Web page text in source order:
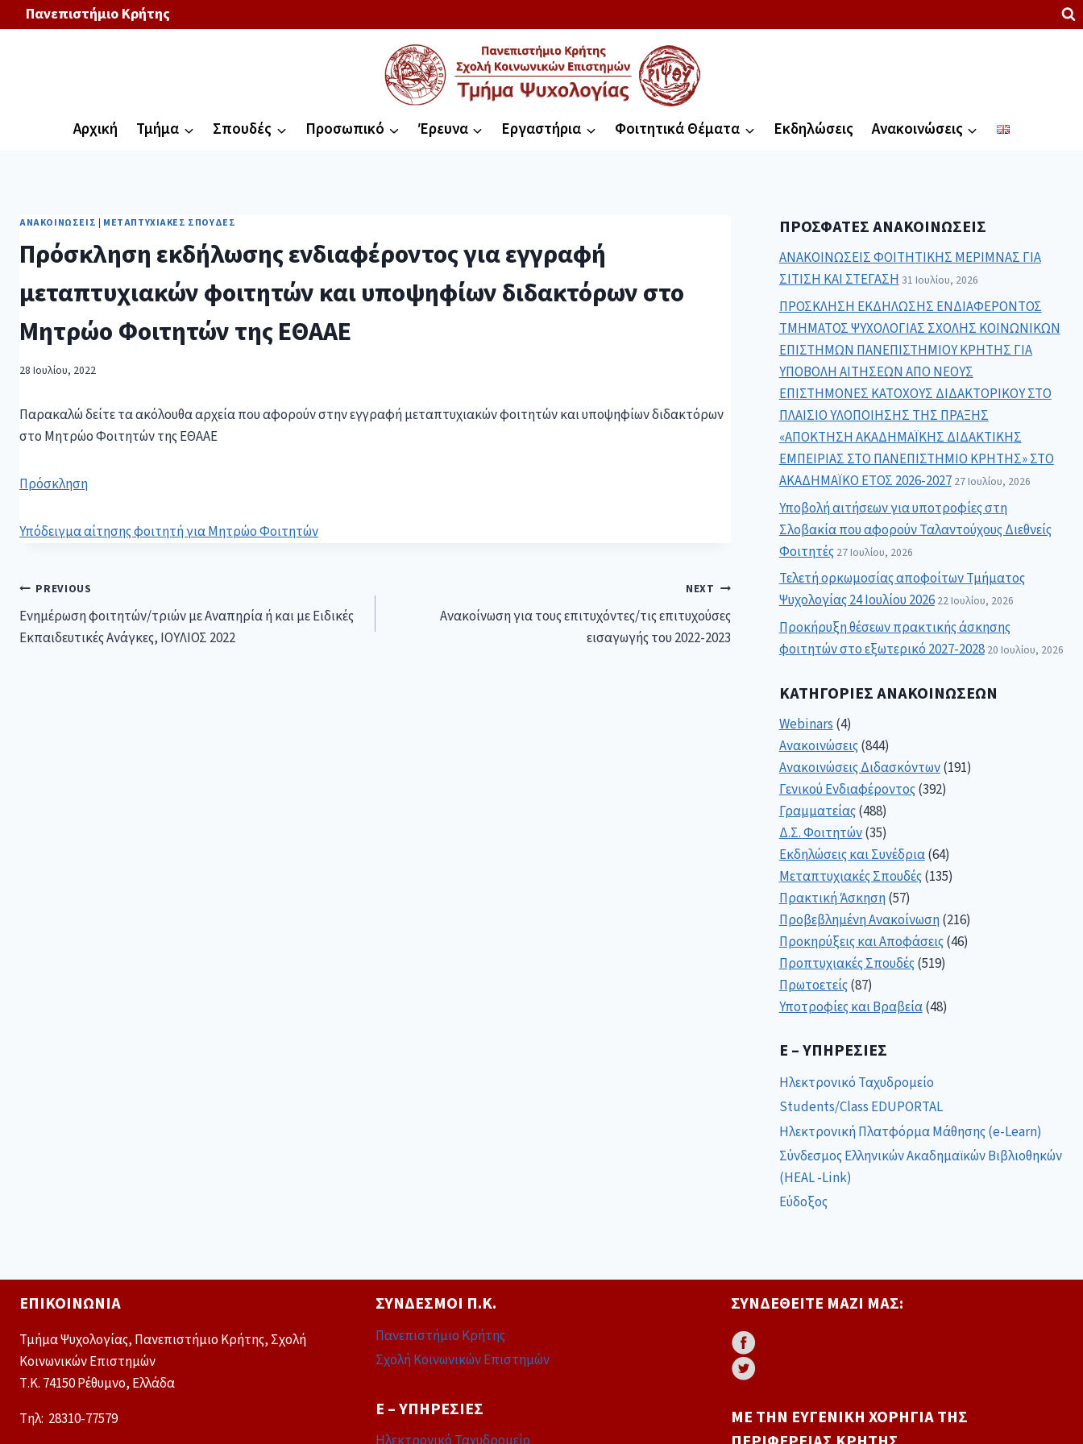
Πανεπιστήμιο Κρήτης
Αρχική Τμήμα Σπουδές Προσωπικό Έρευνα Εργαστήρια Φοιτητικά Θέματα Εκδηλώσεις Ανακοινώσεις
ΑΝΑΚΟΙΝΏΣΕΙΣ | ΜΕΤΑΠΤΥΧΙΑΚΈΣ ΣΠΟΥΔΈΣ
Πρόσκληση εκδήλωσης ενδιαφέροντος για εγγραφή
μεταπτυχιακών φοιτητών και υποψηφίων διδακτόρων στο
Μητρώο Φοιτητών της ΕΘΑΑΕ
28 Ιουλίου, 2022
Παρακαλώ δείτε τα ακόλουθα αρχεία που αφορούν στην εγγραφή μεταπτυχιακών φοιτητών και υποψηφίων διδακτόρων
στο Μητρώο Φοιτητών της ΕΘΑΑΕ
Πρόσκληση
Υπόδειγμα αίτησης φοιτητή για Μητρώο Φοιτητών
PREVIOUS
Ενημέρωση φοιτητών/τριών με Αναπηρία ή και με Ειδικές
Εκπαιδευτικές Ανάγκες, ΙΟΥΛΙΟΣ 2022
NEXT
Ανακοίνωση για τους επιτυχόντες/τις επιτυχούσες
εισαγωγής του 2022-2023
ΠΡΌΣΦΑΤΕΣ ΑΝΑΚΟΙΝΏΣΕΙΣ
ΑΝΑΚΟΙΝΩΣΕΙΣ ΦΟΙΤΗΤΙΚΗΣ ΜΕΡΙΜΝΑΣ ΓΙΑ
ΣΙΤΙΣΗ ΚΑΙ ΣΤΕΓΑΣΗ31 Ιουλίου, 2026
ΠΡΟΣΚΛΗΣΗ ΕΚΔΗΛΩΣΗΣ ΕΝΔΙΑΦΕΡΟΝΤΟΣ
ΤΜΗΜΑΤΟΣ ΨΥΧΟΛΟΓΙΑΣ ΣΧΟΛΗΣ ΚΟΙΝΩΝΙΚΩΝ
ΕΠΙΣΤΗΜΩΝ ΠΑΝΕΠΙΣΤΗΜΙΟΥ ΚΡΗΤΗΣ ΓΙΑ
ΥΠΟΒΟΛΗ ΑΙΤΗΣΕΩΝ ΑΠΟ ΝΕΟΥΣ
ΕΠΙΣΤΗΜΟΝΕΣ ΚΑΤΟΧΟΥΣ ΔΙΔΑΚΤΟΡΙΚΟΥ ΣΤΟ
ΠΛΑΙΣΙΟ ΥΛΟΠΟΙΗΣΗΣ ΤΗΣ ΠΡΑΞΗΣ
«ΑΠΟΚΤΗΣΗ ΑΚΑΔΗΜΑΪΚΗΣ ΔΙΔΑΚΤΙΚΗΣ
ΕΜΠΕΙΡΙΑΣ ΣΤΟ ΠΑΝΕΠΙΣΤΗΜΙΟ ΚΡΗΤΗΣ» ΣΤΟ
ΑΚΑΔΗΜΑΪΚΟ ΕΤΟΣ 2026-2027 27 Ιουλίου, 2026
Υποβολή αιτήσεων για υποτροφίες στη
Σλοβακία που αφορούν Ταλαντούχους Διεθνείς
Φοιτητές 27 Ιουλίου, 2026
Τελετή ορκωμοσίας αποφοίτων Τμήματος
Ψυχολογίας 24 Ιουλίου 2026 22 Ιουλίου, 2026
Προκήρυξη θέσεων πρακτικής άσκησης
φοιτητών στο εξωτερικό 2027-2028 20 Ιουλίου, 2026
ΚΑΤΗΓΟΡΊΕΣ ΑΝΑΚΟΙΝΏΣΕΩΝ
Webinars (4)
Ανακοινώσεις(844)
Ανακοινώσεις Διδασκόντων(191)
Γενικού Ενδιαφέροντος(392)
Γραμματείας(488)
Δ.Σ. Φοιτητών(35)
Εκδηλώσεις και Συνέδρια(64)
Μεταπτυχιακές Σπουδές(135)
Πρακτική Άσκηση(57)
Προβεβλημένη Ανακοίνωση(216)
Προκηρύξεις και Αποφάσεις(46)
Προπτυχιακές Σπουδές(519)
Πρωτοετείς(87)
Υποτροφίες και Βραβεία(48)
E – ΥΠΗΡΕΣΊΕΣ
Ηλεκτρονικό Ταχυδρομείο
Students/Class EDUPORTAL
Ηλεκτρονική Πλατφόρμα Μάθησης (e-Learn)
Σύνδεσμος Ελληνικών Ακαδημαϊκών Βιβλιοθηκών
(HEAL -Link)
Εύδοξος
ΕΠΙΚΟΙΝΩΝΊΑ
Τμήμα Ψυχολογίας, Πανεπιστήμιο Κρήτης, Σχολή
Κοινωνικών Επιστημών
Τ.Κ. 74150 Ρέθυμνο, Ελλάδα
Tηλ: 28310-77579
ΣΎΝΔΕΣΜΟΙ Π.Κ.
Πανεπιστήμιο Κρήτης
Σχολή Κοινωνικών Επιστημών
E – ΥΠΗΡΕΣΊΕΣ
ΣΥΝΔΕΘΕΊΤΕ ΜΑΖΊ ΜΑΣ:
ΜΕ ΤΗΝ ΕΥΓΕΝΙΚΉ ΧΟΡΗΓΊΑ ΤΗΣ